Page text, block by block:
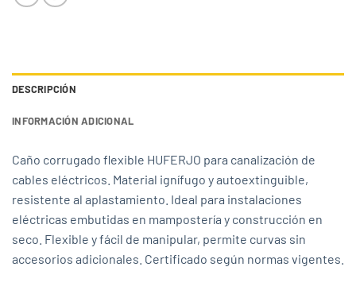
DESCRIPCIÓN
INFORMACIÓN ADICIONAL
Caño corrugado flexible HUFERJO para canalización de
cables eléctricos. Material ignífugo y autoextinguible,
resistente al aplastamiento. Ideal para instalaciones
eléctricas embutidas en mampostería y construcción en
seco. Flexible y fácil de manipular, permite curvas sin
accesorios adicionales. Certificado según normas vigentes.